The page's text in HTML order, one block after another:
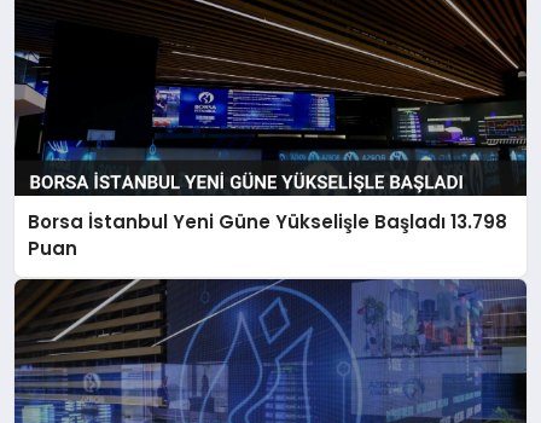
Borsa İstanbul Yeni Güne Yükselişle Başladı 13.798
Puan